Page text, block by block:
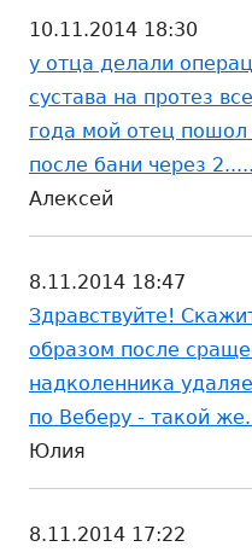
10.11.2014 18:30
у отца делали
сустава на протез
года мой отец
после бани через 2.....
Алексей
8.11.2014 18:47
Здравствуйте!
образом после
надколенника
по Веберу - такой
Юлия
8.11.2014 17:22